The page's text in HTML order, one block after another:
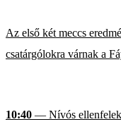
Az első két meccs
csatárgólokra várnak a
10:40 — Nívós